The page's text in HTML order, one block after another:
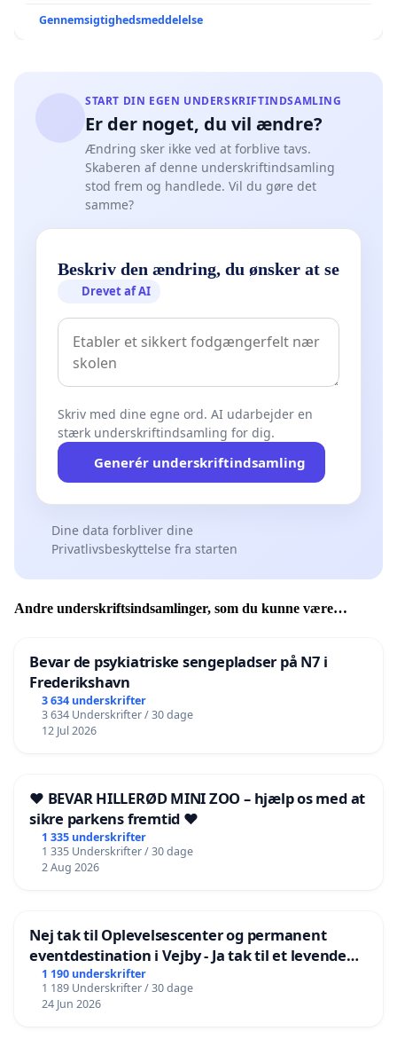
Gennemsigtighedsmeddelelse
START DIN EGEN UNDERSKRIFTINDSAMLING
Er der noget, du vil ændre?
Ændring sker ikke ved at forblive tavs.
Skaberen af denne underskriftindsamling
stod frem og handlede. Vil du gøre det
samme?
Beskriv den ændring, du ønsker at se
Drevet af AI
Skriv med dine egne ord. AI udarbejder en
stærk underskriftindsamling for dig.
Generér underskriftindsamling
Dine data forbliver dine
Privatlivsbeskyttelse fra starten
Andre underskriftsindsamlinger, som du kunne være
Bevar de psykiatriske sengepladser på N7 i
Frederikshavn
3 634 underskrifter
3 634 Underskrifter / 30 dage
12 Jul 2026
❤️ BEVAR HILLERØD MINI ZOO – hjælp os med at
sikre parkens fremtid ❤️
1 335 underskrifter
1 335 Underskrifter / 30 dage
2 Aug 2026
Nej tak til Oplevelsescenter og permanent
eventdestination i Vejby - Ja tak til et levende
lokalområde i balance
1 190 underskrifter
1 189 Underskrifter / 30 dage
24 Jun 2026